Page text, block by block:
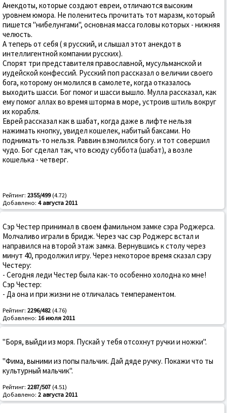
Анекдоты, которые создают евреи, отличаются высоким
уровнем юмора. Не поленитесь прочитать тот маразм, который
пишется "нибелунгами", основная масса головы которых - нижняя
челюсть.
А теперь от себя ( я русский, и слышал этот анекдот в
интеллигентной компании русских).
Спорят три представителя православной, мусульманской и
иудейской конфессий. Русский поп рассказал о величии своего
бога, которому он молился в самолете, когда отказалось
выходить шасси. Бог помог и шасси вышло. Мулла рассказал, как
ему помог аллах во время шторма в море, устроив штиль вокруг
их корабля.
Еврей рассказал как в шабат, когда даже в лифте нельзя
нажимать кнопку, увидел кошелек, набитый баксами. Но
поднимать-то нельзя. Раввин взмолился богу. и тот совершил
чудо. Бог сделал так, что всюду суббота (шабат), а возле
кошелька - четверг.
Рейтинг: 2355/499(4.72)
Добавлено: 4 августа 2011
Сэр Честер принимал в своем фамильном замке сэра Роджерса.
Молчаливо играли в бридж. Через час сэр Роджерс встал и
направился на второй этаж замка. Вернувшись к столу через
минут 40, продолжил игру. Через некоторое время сказал сэру
Честеру:
- Сегодня леди Честер была как-то особенно холодна ко мне!
Сэр Честер:
- Да она и при жизни не отличалась темпераментом.
Рейтинг: 2296/482 (4.76)
Добавлено: 16 июля 2011
"Боря, выйди из моря. Пускай у тебя отсохнут ручки и ножки".
"Фима, выними из попы пальчик. Дай дяде ручку. Покажи что ты
культурный мальчик".
Рейтинг: 2287/507 (4.51)
Добавлено: 2 августа 2011